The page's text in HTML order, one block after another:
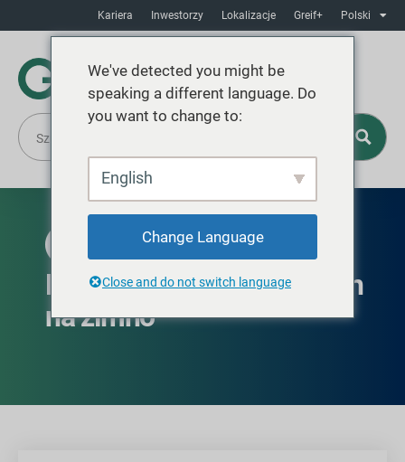
Kariera Inwestorzy Lokalizacje Greif+ Polski
DOSTĘPNE W AMERYCE PÓŁNOCNEJ
Bęben do mielenia włókien
na zimno
We've detected you might be
speaking a different language. Do
you want to change to:
English
Change Language
Close and do not switch language